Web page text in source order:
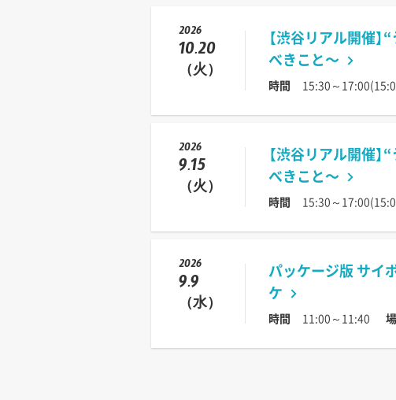
2026
10.20
（火）
【渋谷リアル開催
べきこと〜
時間 15:30～
2026
9.15
（火）
【渋谷リアル開催
べきこと〜
時間 15:30～
2026
9.9
（水）
パッケージ版 サイ
ケ
時間 11:00～11:40